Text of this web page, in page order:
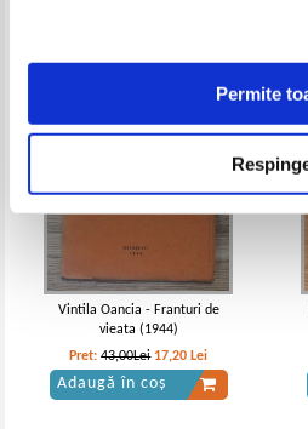
Permite
Vintila Oancia - Franturi de
vieata (1944)
Pret:43,00Lei 17,20 Lei
Adaugă în coș